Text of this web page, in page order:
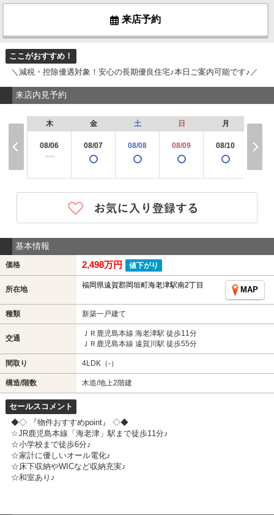
来店予約
ここがおすすめ！
＼減税・控除優遇対象！安心の長期優良住宅♪本日ご案内可能です♪／
来店内見予約
木
08/06
ー
金
08/07
土
08/08
日
08/09
月
08/10
基本情報
価格 2,498万円 値下がり
所在地 福岡県遠賀郡岡垣町海老津駅南2丁目
MAP
種類 新築一戸建て
交通
ＪＲ鹿児島本線 海老津駅 徒歩11分
ＪＲ鹿児島本線 遠賀川駅 徒歩55分
間取り 4LDK（-）
構造/階数 木造/地上2階建
セールスコメント
◆◇ 『物件おすすめpoint』 ◇◆
☆JR鹿児島本線「海老津」駅まで徒歩11分♪
☆小学校まで徒歩6分♪
☆家計に優しいオール電化♪
☆床下収納やWICなど収納充実♪
☆和室あり♪